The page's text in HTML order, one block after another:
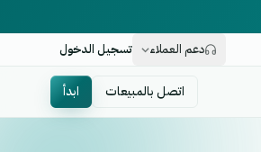
دعم العملاء تسجيل الدخول
اتصل بالمبيعات ابدأ